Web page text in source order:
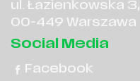
ul. Łazienkowska 3,
00-449 Warszawa
Social Media
Facebook